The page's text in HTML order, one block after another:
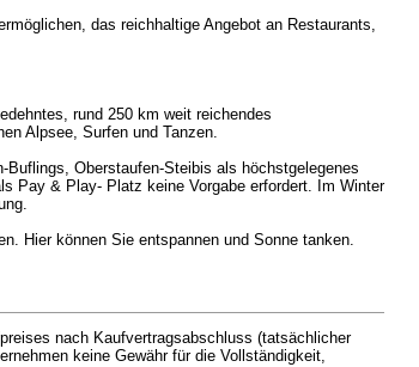
das reichhaltige Angebot an Restaurants,
rund 250 km weit reichendes
Alpsee, Surfen und Tanzen.
Oberstaufen-Steibis als höchstgelegenes
Pay & Play- Platz keine Vorgabe erfordert. Im Winter
Hier können Sie entspannen und Sonne tanken.
nach Kaufvertragsabschluss (tatsächlicher
keine Gewähr für die Vollständigkeit,